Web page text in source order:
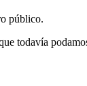
público.
todavía